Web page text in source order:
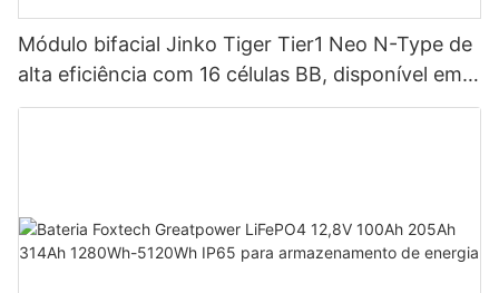
Módulo bifacial Jinko Tiger Tier1 Neo N-Type de
alta eficiência com 16 células BB, disponível em
potências de 590 W, 620 W, 630 W e 650 W.